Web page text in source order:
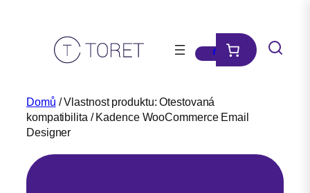
Domů / Vlastnost produktu: Otestovaná
kompatibilita / Kadence WooCommerce Email
Designer